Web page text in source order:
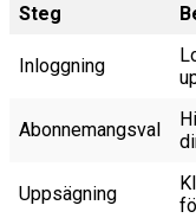
Steg
Inloggning
Abonnemangsval
Uppsägning